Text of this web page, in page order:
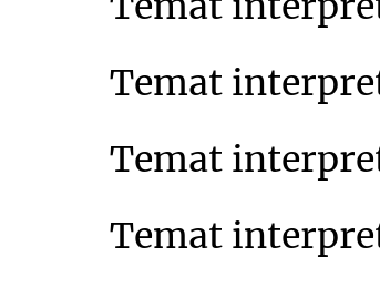
Temat
Temat
Temat